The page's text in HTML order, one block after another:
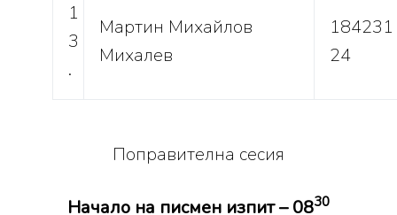
1
3
.
Мартин Михайлов
Михалев
184231
24
Поправителна сесия
Начало на писмен изпит – 0830